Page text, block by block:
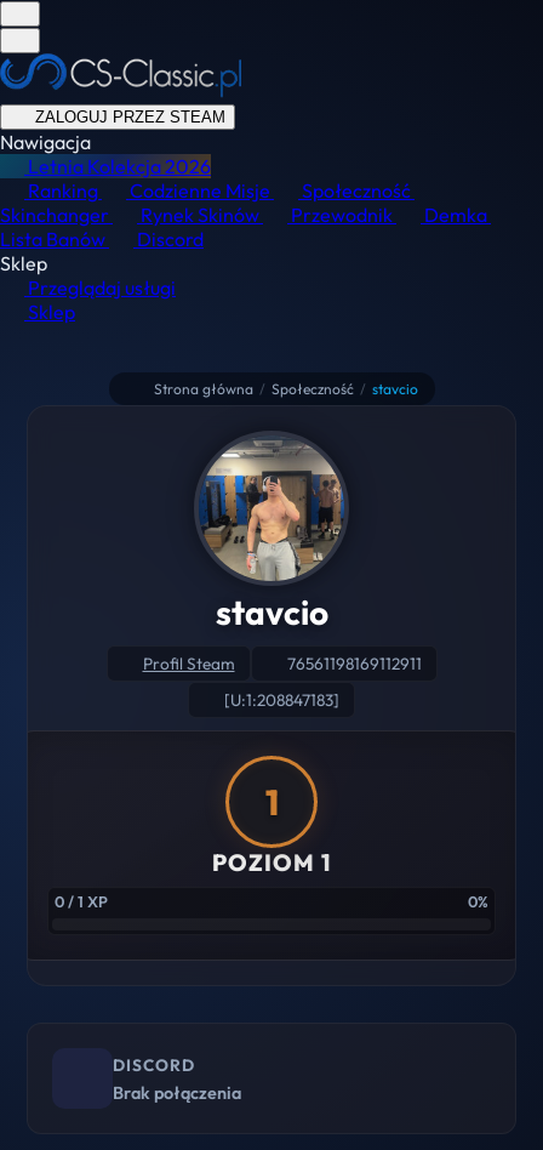
ZALOGUJ PRZEZ STEAM
Nawigacja
Letnia Kolekcja2026
Ranking
Codzienne Misje
Społeczność
Skinchanger
Rynek Skinów Przewodnik
Demka
Lista Banów
Discord
Sklep
Przeglądaj usługi
Sklep
Strona główna / Społeczność / stavcio
stavcio
Profil Steam
76561198169112911
[U:1:208847183]
1
POZIOM 1
0 / 1 XP 0%
DISCORD
Brak połączenia